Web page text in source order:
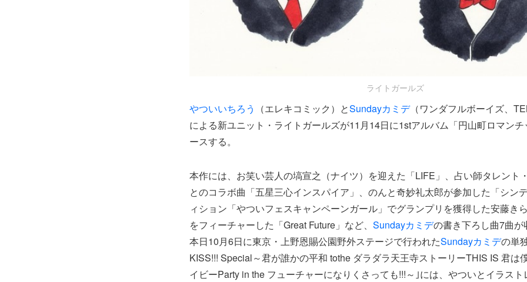
ライトガールズ
やついいちろう （エレキコミック）とSundayカミデ（ワンダフルボーイズ、
による新ユニット・ライトガールズが11月14日に1stアルバム「円山町ロマン
ースする。
本作には、お笑い芸人の塙宣之（ナイツ）を迎えた「LIFE」、占い師タレント
とのコラボ曲「五星三心インスパイア」、のんと奇妙礼太郎が参加した「シン
ィション「やついフェスキャンペーンガール」でグランプリを獲得した安藤き
をフィーチャーした「Great Future」など、 Sundayカミデの書き下ろし曲7曲
本日10月6日に東京・上野恩賜公園野外ステージで行われたSundayカミデの単
KISS!!! Special～君が誰かの平和 tothe ダラダラ天王寺ストーリーTHIS IS 君は
イビーParty in the フューチャーになりくさっても!!!～｣には、やついとイラス